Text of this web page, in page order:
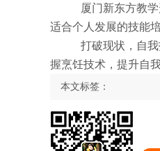
厦门新东方教
适合个人发展的技能培
打破现状，自
握烹饪技术，提升自
本文标签：